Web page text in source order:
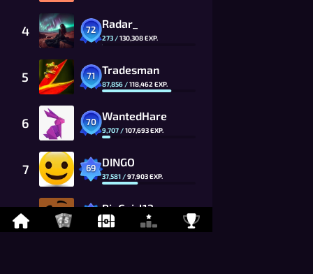
4 72 Radar_
273 /130,308EXP.
5 71 Tradesman
87,856 /118,462 EXP.
6 70 WantedHare
9,707 /107,693EXP.
7 69 DINGO
37,581 /97,903EXP.
8 BigGgirl13
6,506 97,903EXP.